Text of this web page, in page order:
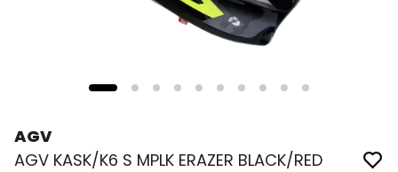
AGV
AGV KASK/K6 S MPLK ERAZER BLACK/RED